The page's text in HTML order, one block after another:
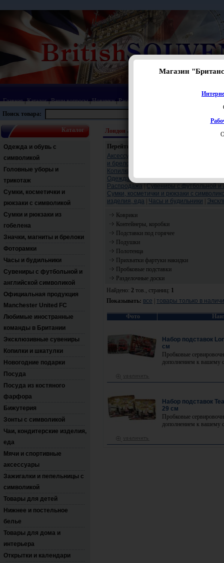
Главная|Каталог|Ваши вопросы|Новинки|Распродажа
Поиск товара:
Каталог
Одежда и обувь с
символикой
Головные уборы и
трикотаж
Сумки, косметички и
рюкзаки с символикой
Сумки и рюкзаки из
гобелена
Значки, магниты и брелоки
Фоторамки
Часы и будильники
Сувениры с футбольной и
английской символикой
Официальная продукция
Manchester United FC
Любимые иностранные
команды в Британии
Эксклюзивные сувениры
Копилки и шкатулки
Новогодние подарки
Посуда
Посуда из костяного
фарфора
Бижутерия
Зонты с символикой
Чаи, кондитерские изделия,
еда
Мячи и спортивные
аксессуары
Зажигалки и пепельницы с
символикой
Товары для детей
Нижнее и постельное
белье
Товары для дома и
интерьера
Открытки и календари
Лондон
Перейти:
Аксессуары
и брелоки
Копилки и шкатулки
Одежда и обувь с символикой|
Распродажа
Сувениры с футбольной и
Сумки, косметички и рюкзаки с
изделия, еда
Часы и будильники
Коврики
Контейнеры, коробки
Подставки под горячее
Подушки
Полотенца
Прихватки фартуки накидки
Пробковые подставки
Разделочные доски
Найдено: 2 тов., страниц: 1
Показывать: все товары только в
Фото
Набор подставок
см
Пробковые
дополнением к вашему
Набор подставок
29 см
Пробковые
дополнением к вашему
Магазин